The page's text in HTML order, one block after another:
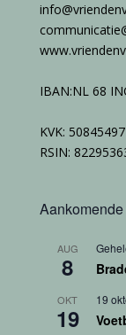
IBAN:NL 68
KVK: 50845497
RSIN:
AUG
8
OKT
19
19